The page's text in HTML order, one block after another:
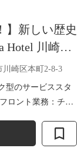
】新しい歴史
Hotel 川崎宿
ませんか？
崎区本町2-8-3
型のサービススタ